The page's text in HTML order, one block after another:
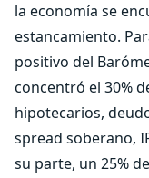
la economía se
estancamiento.
positivo del
concentró el 30%
hipotecarios,
spread soberano,
su parte, un 25%